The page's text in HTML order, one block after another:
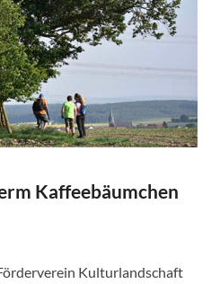
Kaffeebäumchen
Kulturlandschaft